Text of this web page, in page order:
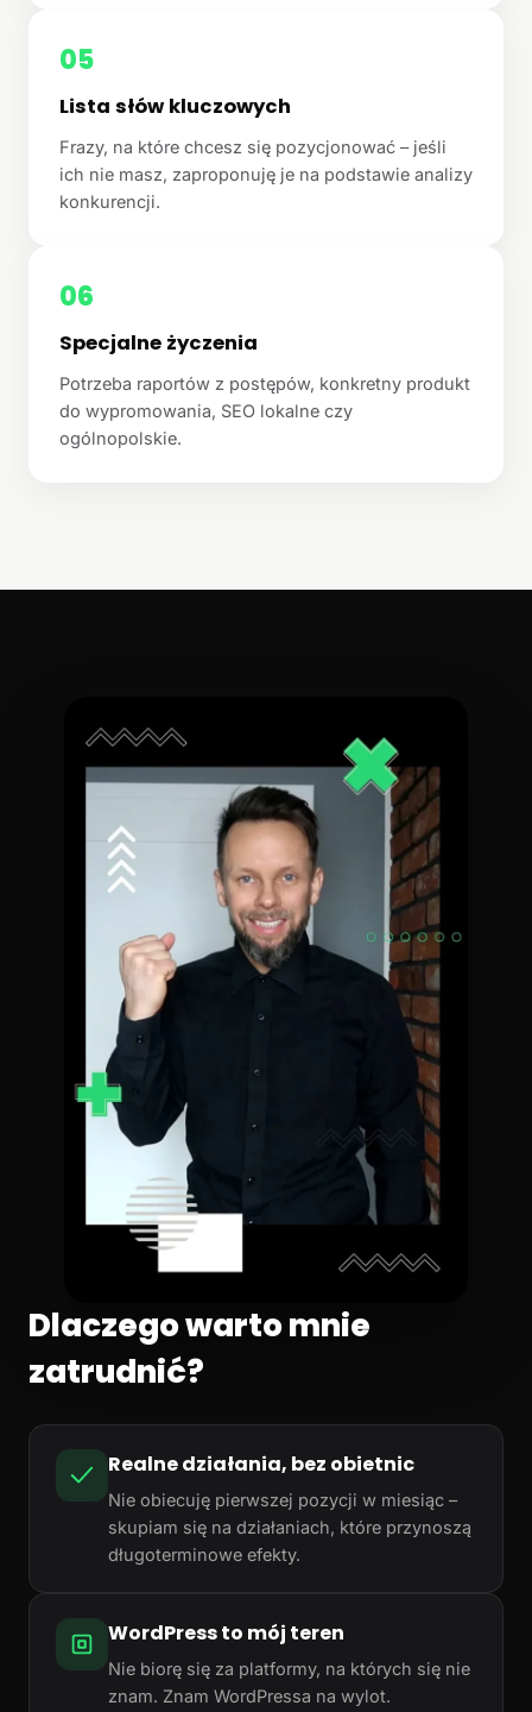
05
Lista słów kluczowych
Frazy, na które chcesz się pozycjonować – jeśli
ich nie masz, zaproponuję je na podstawie analizy
konkurencji.
06
Specjalne życzenia
Potrzeba raportów z postępów, konkretny produkt
do wypromowania, SEO lokalne czy
ogólnopolskie.
Dlaczego warto mnie
zatrudnić?
Realne działania, bez obietnic
Nie obiecuję pierwszej pozycji w miesiąc –
skupiam się na działaniach, które przynoszą
długoterminowe efekty.
WordPress to mój teren
Nie biorę się za platformy, na których się nie
znam. Znam WordPressa na wylot.